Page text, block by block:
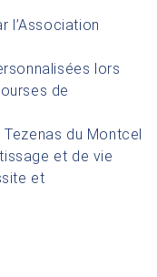
l’Association
lors
de
du Montcel
et de vie
et